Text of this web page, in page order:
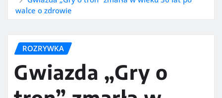
walce o zdrowie
ROZRYWKA
Gwiazda „Gry o